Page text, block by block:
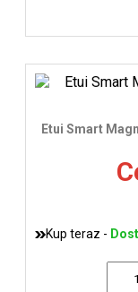
Etui Smart
Kup teraz -